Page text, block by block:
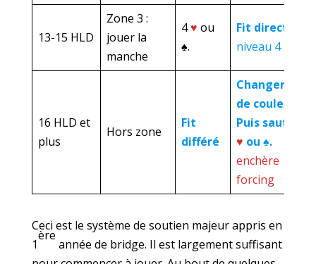
13-15 HLD
Zone 3 :
jouer la
manche
4♥ ou
♠.
Fit direct
niveau 4
16 HLD et
plus
Hors zone
Fit
différé
Changement
de couleur
Puis saut à 3
♥ ou ♠.
enchère
forcing
Ceci est le système de soutien majeur appris en
1
ère
année de bridge. Il est largement suffisant